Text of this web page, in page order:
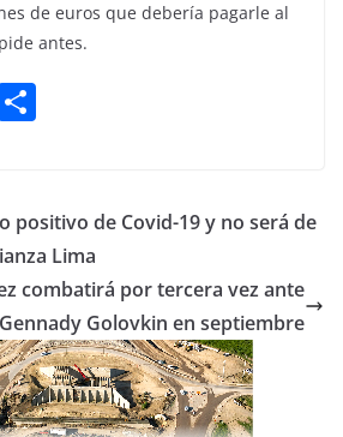
de euros que debería pagarle al
antes.
p
ar
tir
positivo de Covid-19 y no será de
Lima
combatirá por tercera vez ante
Gennady Golovkin en septiembre